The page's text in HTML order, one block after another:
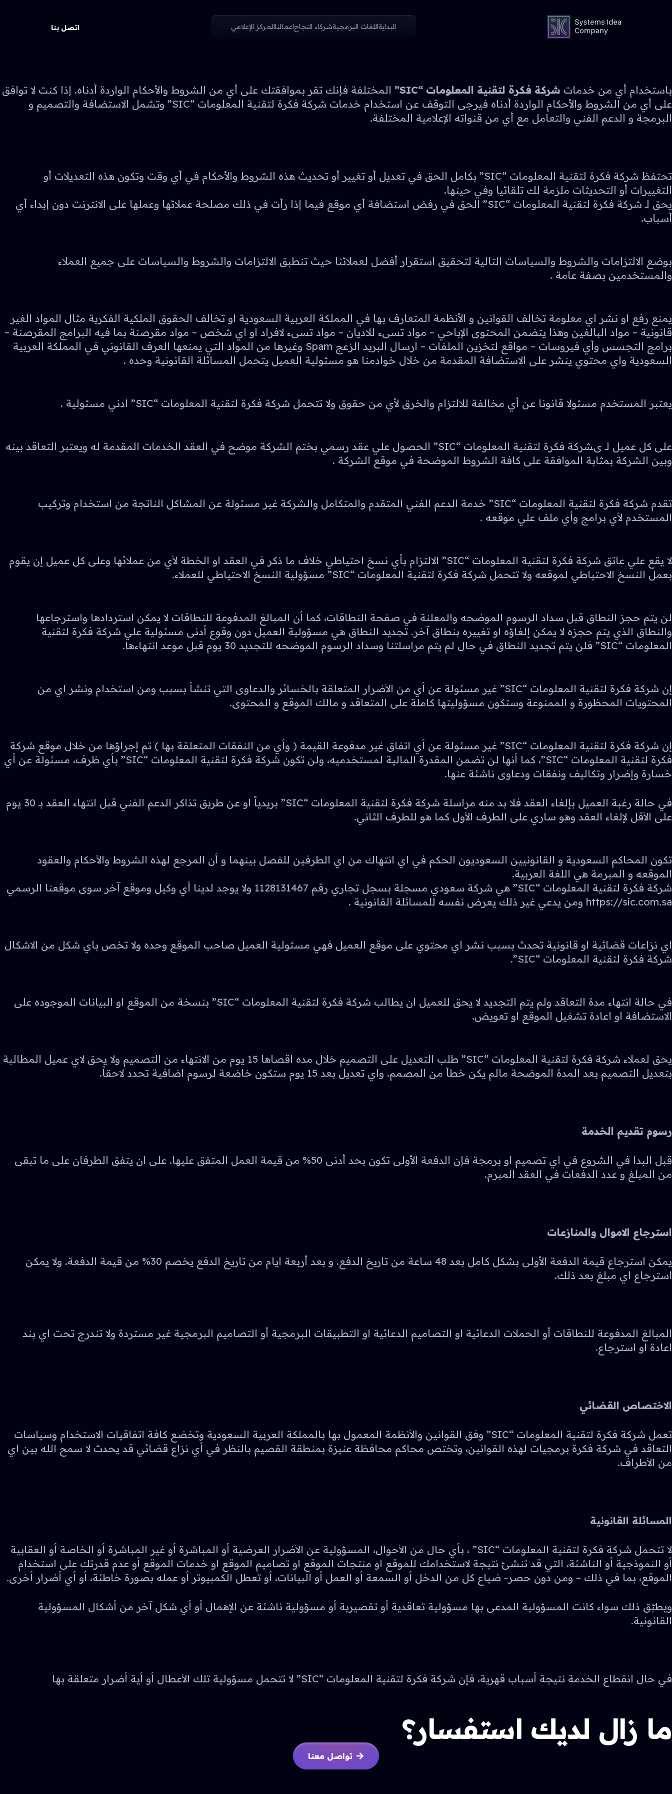
البدايةاللغات البرمجيةشركاء النجاحاعمالناالمركز الإعلامي اتصل بنا
باستخدام أي من خدمات شركة فكرة لتقنية المعلومات “SIC”
المختلفة فإنك تقر بموافقتك على أي من الشروط والأحكام الواردة أدناه. إذا كنت لا توافق
على أي من الشروط والأحكام الواردة أدناه فيرجى التوقف عن استخدام خدمات شركة فكرة لتقنية المعلومات “SIC” وتشمل الاستضافة والتصميم و
البرمجة و الدعم الفني والتعامل مع أي من قنواته الإعلامية المختلفة.
تحتفظ شركة فكرة لتقنية المعلومات “SIC” بكامل الحق في تعديل أو تغيير أو تحديث هذه الشروط والأحكام في أي وقت وتكون هذه التعديلات أو
التغييرات أو التحديثات ملزمة لك تلقائيا وفي حينها.
يحق لـ شركة فكرة لتقنية المعلومات “SIC” الحق في رفض استضافة أي موقع فيما إذا رأت في ذلك مصلحة عملائها وعملها على الانترنت دون إبداء أي
أسباب.
بوضع الالتزامات والشروط والسياسات التالية لتحقيق استقرار أفضل لعملائنا حيث تنطبق الالتزامات والشروط والسياسات على جميع العملاء
والمستخدمين بصفة عامة .
يمنع رفع او نشر اي معلومة تخالف القوانين و الأنظمة المتعارف بها في المملكة العربية السعودية او تخالف الحقوق الملكية الفكرية مثال المواد الغير
قانونية – مواد البالغين وهذا يتضمن المحتوى الإباحي – مواد تسىء للاديان – مواد تسىء لافراد او اي شخص – مواد مقرصنة بما فيه البرامج المقرصنة –
برامج التجسس وأي فيروسات – مواقع لتخزين الملفات – ارسال البريد الزعج Spam وغيرها من المواد التي يمنعها العرف القانوني في المملكة العربية
السعودية واي محتوي ينشر على الاستضافة المقدمة من خلال خوادمنا هو مسئولية العميل يتحمل المسائلة القانونية وحده .
يعتبر المستخدم مسئولا قانونا عن أي مخالفة للالتزام والخرق لأي من حقوق ولا تتحمل شركة فكرة لتقنية المعلومات “SIC” ادني مسئولية .
على كل عميل لـ ىشركة فكرة لتقنية المعلومات “SIC” الحصول علي عقد رسمي بختم الشركة موضح في العقد الخدمات المقدمة له ويعتبر التعاقد بينه
وبين الشركة بمثابة الموافقة على كافة الشروط الموضحة في موقع الشركة .
تقدم شركة فكرة لتقنية المعلومات “SIC” خدمة الدعم الفني المتقدم والمتكامل والشركة غير مسئولة عن المشاكل الناتجة من استخدام وتركيب
المستخدم لأي برامج وأي ملف علي موقعه .
لا يقع علي عاتق شركة فكرة لتقنية المعلومات “SIC” الالتزام بأي نسخ احتياطي خلاف ما ذكر في العقد او الخطة لأي من عملائها وعلى كل عميل إن يقوم
بعمل النسخ الاحتياطي لموقعه ولا تتحمل شركة فكرة لتقنية المعلومات “SIC” مسؤولية النسخ الاحتياطي للعملاء.
لن يتم حجز النطاق قبل سداد الرسوم الموضحه والمعلنة في صفحة النطاقات، كما أن المبالغ المدفوعة للنطاقات لا يمكن استردادها واسترجاعها
والنطاق الذي يتم حجزه لا يمكن إلغاؤه او تغييره بنطاق آخر. تجديد النطاق هي مسؤولية العميل دون وقوع أدنى مسئولية علي شركة فكرة لتقنية
المعلومات “SIC” فلن يتم تجديد النطاق في حال لم يتم مراسلتنا وسداد الرسوم الموضحه للتجديد 30 يوم قبل موعد انتهاءها.
إن شركة فكرة لتقنية المعلومات “SIC” غير مسئولة عن أي من الأضرار المتعلقة بالخسائر والدعاوى التي تنشأ بسبب ومن استخدام ونشر اي من
المحتويات المحظورة و الممنوعة وستكون مسؤوليتها كاملة على المتعاقد و مالك الموقع و المحتوى.
إن شركة فكرة لتقنية المعلومات “SIC” غير مسئولة عن أي اتفاق غير مدفوعة القيمة ( وأي من النفقات المتعلقة بها ) تم إجراؤها من خلال موقع شركة
فكرة لتقنية المعلومات “SIC”، كما أنها لن تضمن المقدرة المالية لمستخدميه، ولن تكون شركة فكرة لتقنية المعلومات “SIC” بأي ظرف، مسئولة عن أي
خسارة وإضرار وتكاليف ونفقات ودعاوى ناشئة عنها.
في حالة رغبة العميل بإلغاء العقد فلا بد منه مراسلة شركة فكرة لتقنية المعلومات “SIC” بريدياً او عن طريق تذاكر الدعم الفني قبل انتهاء العقد بـ 30 يوم
على الأقل لإلغاء العقد وهو ساري على الطرف الأول كما هو للطرف الثاني.
تكون المحاكم السعودية و القانونيين السعوديون الحكم في اي انتهاك من اي الطرفين للفصل بينهما و أن المرجع لهذه الشروط والأحكام والعقود
الموقعه و المبرمة هي اللغة العربية.
شركة فكرة لتقنية المعلومات “SIC” هي شركة سعودي مسجلة بسجل تجاري رقم 1128131467 ولا يوجد لدينا أي وكيل وموقع آخر سوى موقعنا الرسمي
https://sic.com.sa ومن يدعي غير ذلك يعرض نفسه للمسائلة القانونية .
اي نزاعات قضائية او قانونية تحدث بسبب نشر اي محتوي على موقع العميل فهي مسئولية العميل صاحب الموقع وحده ولا تخص باي شكل من الاشكال
شركة فكرة لتقنية المعلومات “SIC”.
في حالة انتهاء مدة التعاقد ولم يتم التجديد لا يحق للعميل ان يطالب شركة فكرة لتقنية المعلومات “SIC” بنسخة من الموقع او البيانات الموجوده على
الاستضافة او اعادة تشغيل الموقع او تعويض.
يحق لعملاء شركة فكرة لتقنية المعلومات “SIC” طلب التعديل على التصميم خلال مده اقصاها 15 يوم من الانتهاء من التصميم ولا يحق لاي عميل المطالبة
بتعديل التصميم بعد المدة الموضحة مالم يكن خطأ من المصمم. واي تعديل بعد 15 يوم ستكون خاضعة لرسوم اضافية تحدد لاحقاً.
رسوم تقديم الخدمة
قبل البدا في الشروع في اي تصميم او برمجة فإن الدفعة الأولى تكون بحد أدنى 50% من قيمة العمل المتفق عليها. على ان يتفق الطرفان على ما تبقى
من المبلغ و عدد الدفعات في العقد المبرم.
استرجاع الاموال والمنازعات
يمكن استرجاع قيمة الدفعة الأولى بشكل كامل بعد 48 ساعة من تاريخ الدفع. و بعد أربعة ايام من تاريخ الدفع يخصم 30% من قيمة الدفعة. ولا يمكن
استرجاع اي مبلغ بعد ذلك.
المبالغ المدفوعة للنطاقات أو الحملات الدعائية او التصاميم الدعائية او التطبيقات البرمجية أو التصاميم البرمجية غير مستردة ولا تندرج تحت اي بند
اعادة او استرجاع.
الاختصاص القضائي
تعمل شركة فكرة لتقنية المعلومات “SIC” وفق القوانين والأنظمة المعمول بها بالمملكة العربية السعودية وتخضع كافة اتفاقيات الاستخدام وسياسات
التعاقد في شركة فكرة برمجيات لهذه القوانين، وتختص محاكم محافظة عنيزة بمنطقة القصيم بالنظر في أي نزاع قضائي قد يحدث لا سمح الله بين اي
من الأطراف.
المسائلة القانونية
لا تتحمل شركة فكرة لتقنية المعلومات “SIC” ، بأي حال من الأحوال، المسؤولية عن الأضرار العرضية أو المباشرة أو غير المباشرة أو الخاصة أو العقابية
أو النموذجية أو الناشئة، التي قد تنشئ نتيجة لاستخدامك للموقع او منتجات الموقع او تصاميم الموقع او خدمات الموقع أو عدم قدرتك على استخدام
الموقع، بما في ذلك – ومن دون حصر- ضياع كل من الدخل أو السمعة أو العمل أو البيانات، أو تعطل الكمبيوتر أو عمله بصورة خاطئة، أو أي أضرار أخرى.
ويطبّق ذلك سواء كانت المسؤولية المدعى بها مسؤولية تعاقدية أو تقصيرية أو مسؤولية ناشئة عن الإهمال أو أي شكل آخر من أشكال المسؤولية
القانونية.
في حال انقطاع الخدمة نتيجة أسباب قهرية، فإن شركة فكرة لتقنية المعلومات “SIC” لا تتحمل مسؤولية تلك الأعطال أو أية أضرار متعلقة بها
ما زال لديك استفسار؟
تواصل معنا